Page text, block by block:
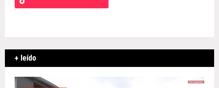
+ leído